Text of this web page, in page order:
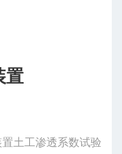
置
土工渗透系数试验